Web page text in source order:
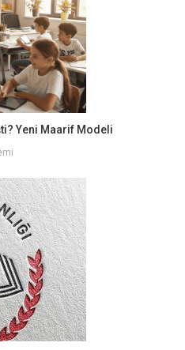
Yeni Maarif Modeli